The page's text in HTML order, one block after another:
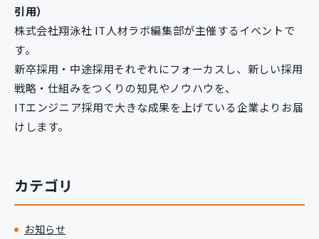
引用）
株式会社翔泳社 IT人材ラボ編集部が主催するイベントで
す。
新卒採用・中途採用それぞれにフォーカスし、新しい採用
戦略・仕組みをつくりの知見やノウハウを、
ITエンジニア採用で大きな成果を上げている企業よりお届
けします。
カテゴリ
お知らせ